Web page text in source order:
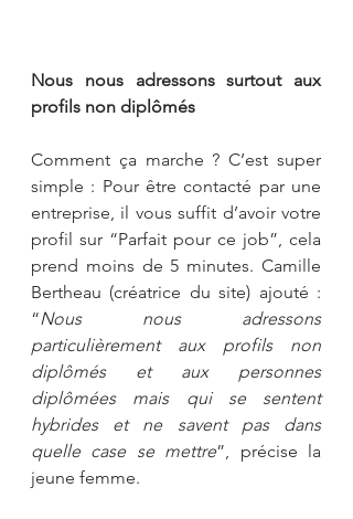
Nous nous adressons surtout aux
profils non diplômés
Comment ça marche ? C’est super
simple : Pour être contacté par une
entreprise, il vous suffit d’avoir votre
profil sur “Parfait pour ce job”, cela
prend moins de 5 minutes. Camille
Bertheau (créatrice du site) ajouté :
“Nous nous adressons
particulièrement aux profils non
diplômés et aux personnes
diplômées mais qui se sentent
hybrides et ne savent pas dans
quelle case se mettre”, précise la
jeune femme.